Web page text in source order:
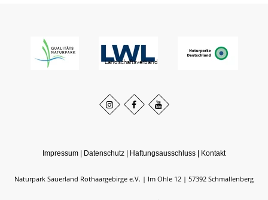
Impressum | Datenschutz | Haftungsausschluss | Kontakt
Naturpark Sauerland Rothaargebirge e.V. Im Ohle 12 57392 Schmallenberg